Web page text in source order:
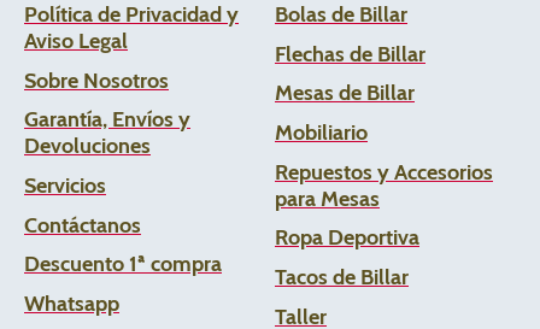
Política de Privacidad y
Aviso Legal
Sobre Nosotros
Garantía, Envíos y
Devoluciones
Servicios
Contáctanos
Descuento 1ª compra
Whatsapp
Bolas de Billar
Flechas de Billar
Mesas de Billar
Mobiliario
Repuestos y Accesorios
para Mesas
Ropa Deportiva
Tacos de Billar
Taller